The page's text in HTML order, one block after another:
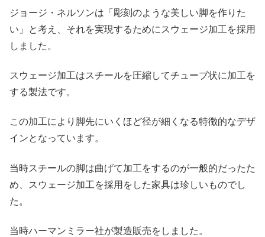
ジョージ・ネルソンは「彫刻のような美しい脚を作りた
い」と考え、それを実現するためにスウェージ加工を採用
しました。
スウェージ加工はスチールを圧縮してチューブ状に加工を
する製法です。
この加工により脚先にいくほど径が細くなる特徴的なデザ
インとなっています。
当時スチールの脚は曲げて加工をするのが一般的だったた
め、スウェージ加工を採用をした家具は珍しいものでし
た。
当時ハーマンミラー社が製造販売をしました。